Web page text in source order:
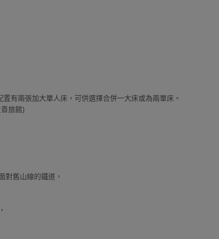
有兩張加大單人床，可供選擇合併一大床或為兩單床。
旅館)
對舊山線的鐵道，